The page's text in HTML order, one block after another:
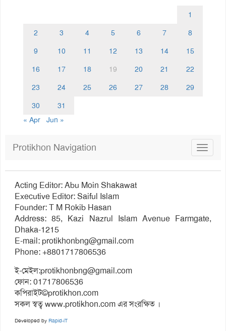
1
2
3 4 5 6 7
8
9
10 11 12 13 14
15
16
17 18 19 20 21
22
23
24 25 26 27 28
29
30
31
« Apr
Jun »
Toggle
Protikhon Navigation
Acting Editor: Abu Moin Shakawat
Executive Editor: Saiful Islam
Founder: T M Rokib Hasan
Address: 85, Kazi Nazrul Islam Avenue Farmgate,
Dhaka-1215
E-mail:protikhonbng@gmail.com
Phone: +8801717806536
ই-মেইল:protikhonbng@gmail.com
ফোন: 01717806536
কপিরাইট©protikhon.com
সকল স্বত্ব www.protikhon.com এর সংরক্ষিত ।
Developed by Rapid-iT